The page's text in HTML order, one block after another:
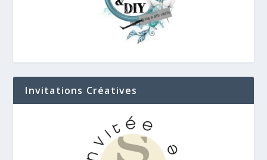
Invitations Créatives